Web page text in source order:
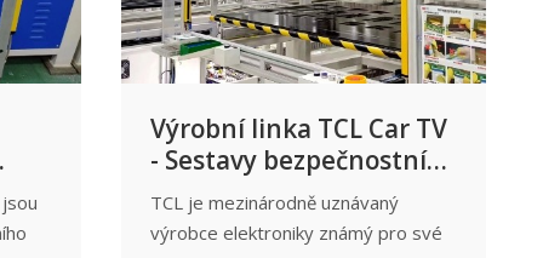
Výrobní linka TCL Car TV
- Sestavy bezpečnostních
světelných záclon
TCL je mezinárodně uznávaný
výrobce elektroniky známý pro své